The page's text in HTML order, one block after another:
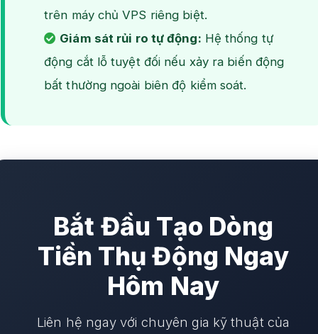
trên máy chủ VPS riêng biệt.
Giám sát rủi ro tự động: Hệ thống tự
động cắt lỗ tuyệt đối nếu xảy ra biến động
bất thường ngoài biên độ kiểm soát.
Bắt Đầu Tạo Dòng
Tiền Thụ Động Ngay
Hôm Nay
Liên hệ ngay với chuyên gia kỹ thuật của